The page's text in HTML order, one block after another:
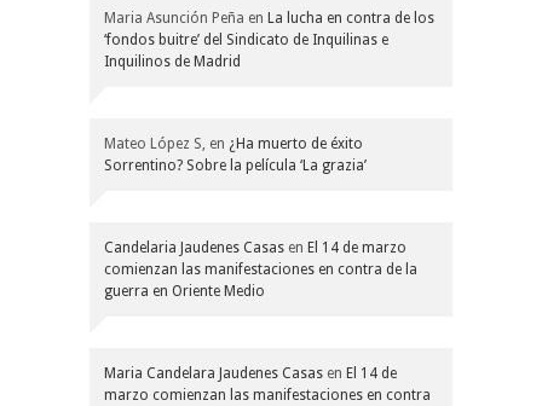
Maria Asunción Peña en La lucha en contra de los
‘fondos buitre’ del Sindicato de Inquilinas e
Inquilinos de Madrid
Mateo López S, en ¿Ha muerto de éxito
Sorrentino? Sobre la película ‘La grazia’
Candelaria Jaudenes Casas en El 14 de marzo
comienzan las manifestaciones en contra de la
guerra en Oriente Medio
Maria Candelara Jaudenes Casas en El 14 de
marzo comienzan las manifestaciones en contra